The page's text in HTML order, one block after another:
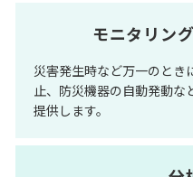
モニタリン
災害発生時など万一のとき
止、防災機器の自動発動な
提供します。